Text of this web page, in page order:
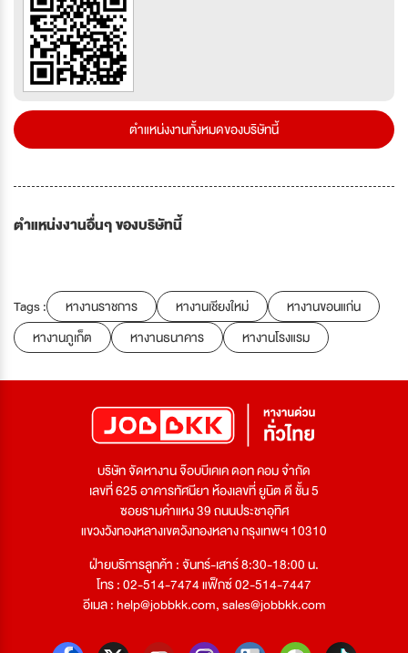
ตำแหน่งงานทั้งหมดของบริษัทนี้
ตำแหน่งงานอื่นๆ ของบริษัทนี้
Tags : หางานราชการ หางานเชียงใหม่
หางานขอนแก่น
หางานภูเก็ต
หางานธนาคาร หางานโรงแรม
บริษัท จัดหางาน จ๊อบบีเคเค ดอท คอม จำกัด
เลขที่ 625 อาคารทัศนียา ห้องเลขที่ ยูนิต ดี ชั้น 5
ซอยรามคำแหง 39 ถนนประชาอุทิศ
แขวงวังทองหลางเขตวังทองหลาง กรุงเทพฯ 10310
ฝ่ายบริการลูกค้า : จันทร์-เสาร์ 8:30-18:00 น.
โทร : 02-514-7474 แฟ็กซ์ 02-514-7447
อีเมล :help@jobbkk.com,sales@jobbkk.com